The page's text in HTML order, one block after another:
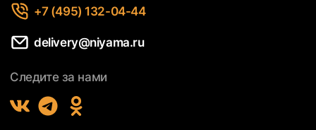
+7 (495) 132-04-44
delivery@niyama.ru
Следите за нами